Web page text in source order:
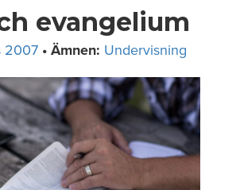
evangelium
2007 • Ämnen: Undervisning